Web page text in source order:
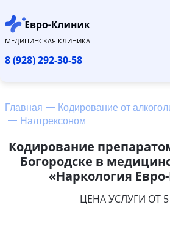
МЕДИЦИНСКАЯ КЛИНИКА
8 (928) 292-30-58
Главная
Кодирование от
Налтрексоном
Кодирование
Богородске в
«Наркология
ЦЕНА УСЛУГИ ОТ 5